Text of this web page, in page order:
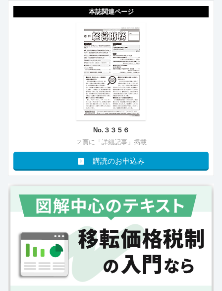
本誌関連ページ
No.３３５６
２頁に「詳細記事」掲載
購読のお申込み